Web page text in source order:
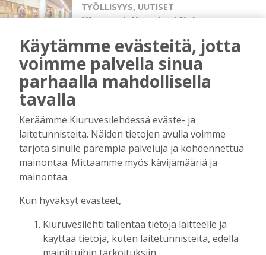
TYÖLLISYYS, UUTISET
Kiuruvedelle aukesi Kelan
toiveena on, että voimme palvella
kuntalaisia mahdollisimman
hyvin”
Tilaajille
TYÖLLISYYS ,UUTISET
Työttömyys jatkoi edelleen
nousuaan – Kiuruveden
työttömyysprosentti on nyt 11,1
Aku Laatikainen
TYÖLLISYYS,UUTISET
Työttömyys ampaisi nousuun
Käytämme evästeitä, jotta
voimme palvella sinua
parhaalla mahdollisella
tavalla
Keräämme Kiuruvesilehdessä eväste- ja
laitetunnisteita. Näiden tietojen avulla voimme
tarjota sinulle parempia palveluja ja kohdennettua
mainontaa. Mittaamme myös kävijämääriä ja
mainontaa.
Kun hyväksyt evästeet,
Kiuruvesilehti tallentaa tietoja laitteelle ja
käyttää tietoja, kuten laitetunnisteita, edellä
mainittuihin tarkoituksiin.